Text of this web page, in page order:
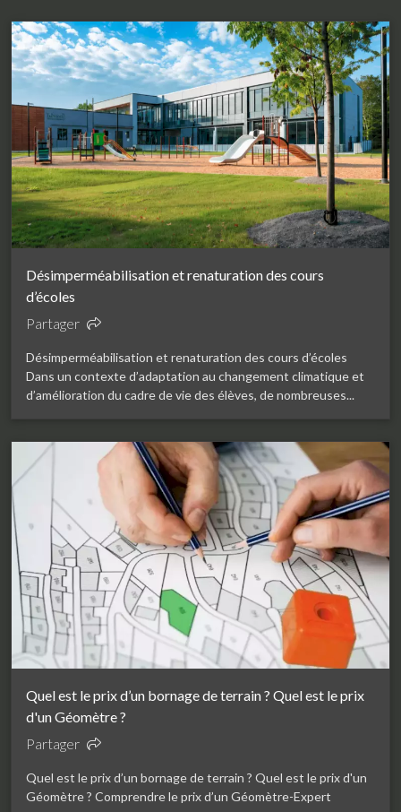
Désimperméabilisation et renaturation des cours
d’écoles
Partager
Désimperméabilisation et renaturation des cours d’écoles
Dans un contexte d’adaptation au changement climatique et
d’amélioration du cadre de vie des élèves, de nombreuses...
Quel est le prix d’un bornage de terrain ? Quel est le prix
d'un Géomètre ?
Partager
Quel est le prix d’un bornage de terrain ? Quel est le prix d'un
Géomètre ? Comprendre le prix d’un Géomètre-Expert